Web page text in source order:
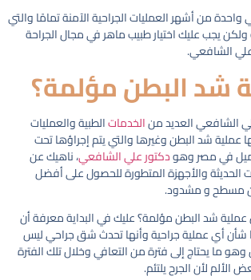
من أشهر العمليات الجراحية الآمنة تمامًا والتي
ولكن يجب عليك اختيار طبيب ماهر في مجال الجراحة
علي الشافعي.
شد البطن مؤلمة؟
الشافعي العديد منالخدماتالطبية والعمليات
عملية شد البطن وغيرها والتي يتم إجراؤها تحت
في مصر وهودكتور علي الشافعي، ناهيك عن
الحديثة والأجهزة المتطورة للحصول على أفضل
مسطح و مشدود.
شد البطن مؤلمة؟ عليك في البداية معرفة أن
شأن أي عملية جراحية وأنها تحدث شق جراحي ليس
ما يحتاج إلى فترة من التعافي وخلال تلك الفترة
الألم لأن الجرح يلتئم.